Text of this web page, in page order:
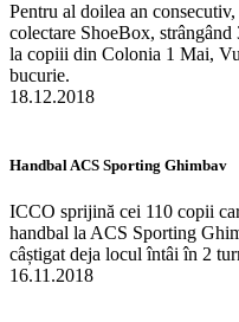
Pentru al doilea an
colectare ShoeBox,
la copiii din Colonia 1 Mai,
bucurie.
18.12.2018
Handbal ACS Sporting Ghimbav
ICCO sprijină cei 110 copii
handbal la ACS Sporting
câștigat deja locul întâi în 2
16.11.2018